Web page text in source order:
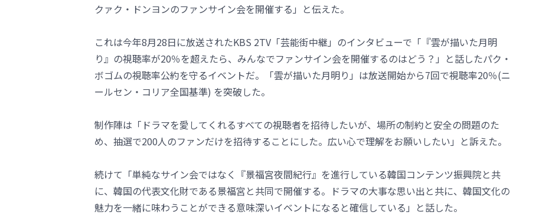
クァク・ドンヨンのファンサイン会を開催する」と伝えた。
これは今年8月28日に放送されたKBS 2TV「芸能街中継」のインタビューで「『雲が描いた月明
り』の視聴率が20％を超えたら、みんなでファンサイン会を開催するのはどう？」と話したパク・
ボゴムの視聴率公約を守るイベントだ。「雲が描いた月明り」は放送開始から7回で視聴率20％(ニ
ールセン・コリア全国基準) を突破した。
制作陣は「ドラマを愛してくれるすべての視聴者を招待したいが、場所の制約と安全の問題のた
め、抽選で200人のファンだけを招待することにした。広い心で理解をお願いしたい」と訴えた。
続けて「単純なサイン会ではなく『景福宮夜間紀行』を進行している韓国コンテンツ振興院と共
に、韓国の代表文化財である景福宮と共同で開催する。ドラマの大事な思い出と共に、韓国文化の
魅力を一緒に味わうことができる意味深いイベントになると確信している」と話した。